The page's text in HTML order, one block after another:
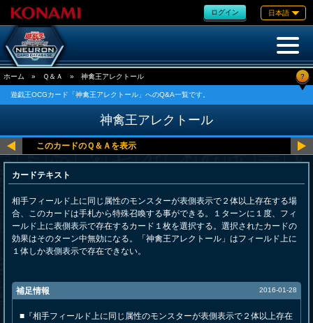
ログイン 日本語
ホーム » Ｑ＆Ａ » 神禽王アレクトール ?
遊戯王OCGカード「神禽王アレクトール」へのQ&A一覧です。
神禽王アレクトール
カードテキスト
相手フィールド上に同じ属性のモンスターが表側表示で２体以上存在する場
合、このカードは手札から特殊召喚する事ができる。１ターンに１度、フィ
ールド上に表側表示で存在するカード１枚を選択する。選択されたカードの
効果はそのターン中無効になる。「神禽王アレクトール」はフィールド上に
１体しか表側表示で存在できない。
補足情報 2016-01-28
■『相手フィールド上に同じ属性のモンスターが表側表示で２体以上存在